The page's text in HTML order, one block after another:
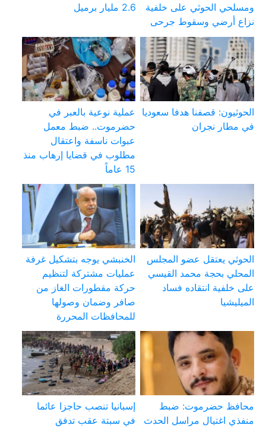
ومسلحي الحوثي على خلفية
نزاع أرضي وسقوط جرحى
2.6 مليار برميل
الحوثيون: قصفنا هدفا سعوديا
في مطار نجران
عملية نوعية بالعبر في
حضرموت.. ضبط معمل
عبوات ناسفة واعتقال
مطلوب في قضايا إرهاب منذ
15 عاماً
الحوثي يعتقل عضو المجلس
المحلي بحجة محمد القيسي
على خلفية انتقاده فساد
الميليشيا
الخنبشي يوجه بتشكيل غرفة
عمليات مشتركة لتنظيم
حركة مقطورات الغاز من
صافر وضمان وصولها
للمحافظات المحررة
محافظ حضرموت: ضبط
منفذي اغتيال مراسل الحدث
إسبانيا تنصب حاجزا عائما
في سبتة عقب تدفق